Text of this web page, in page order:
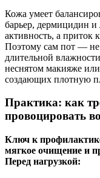
Кожа умеет
барьер, дермицидин
активность, а приток
Поэтому сам пот — не
длительной
неснятом макияже
создающих плотную
Практика: как
провоцировать
Ключ к
мягкое очищение и
Перед нагрузкой: